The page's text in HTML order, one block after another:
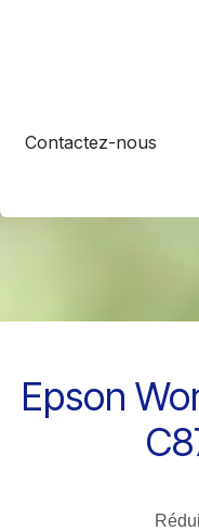
Contactez-nous
Epson